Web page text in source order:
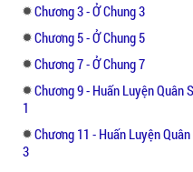
​Mặc dù anh ba
chào đón cô,
Khương đều
gặp đứa con duy
anh ta không
thích cô thì phải
Chương 3 - Ở Chung 3
Chương 5 - Ở Chung 5
Chương 7 - Ở Chung 7
Chương 9 - Huấn Luyện Quân
1
Chương 11 - Huấn Luyện
3